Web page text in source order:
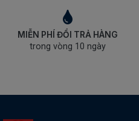
MIỄN PHÍ ĐỔI TRẢ HÀNG
trong vòng 10 ngày